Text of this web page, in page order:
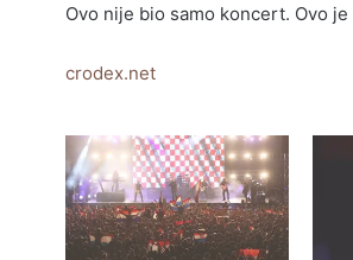
Ovo nije bio samo koncert. Ovo
crodex.net